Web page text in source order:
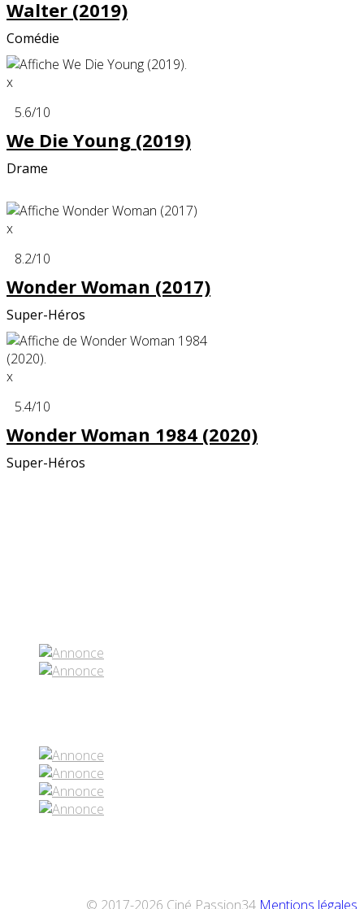
Walter (2019)
Comédie
x
5.6/10
We Die Young (2019)
Drame
x
8.2/10
Wonder Woman (2017)
Super-Héros
x
5.4/10
Wonder Woman 1984 (2020)
Super-Héros
© 2017-2026 Ciné Passion34 Mentions légales